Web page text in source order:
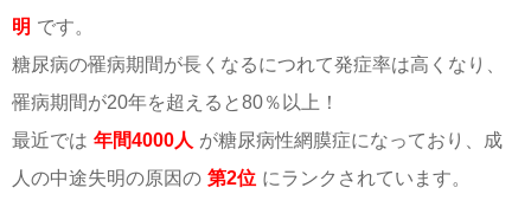
明 です。
糖尿病の罹病期間が長くなるにつれて発症率は高くなり、
罹病期間が20年を超えると80％以上！
最近では 年間4000人 が糖尿病性網膜症になっており、成
人の中途失明の原因の 第2位 にランクされています。